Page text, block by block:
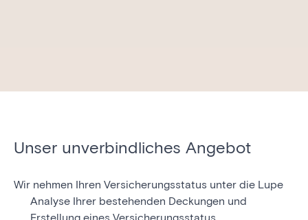
Unser unverbindliches Angebot
Wir nehmen Ihren Versicherungsstatus unter die Lupe
Analyse Ihrer bestehenden Deckungen und